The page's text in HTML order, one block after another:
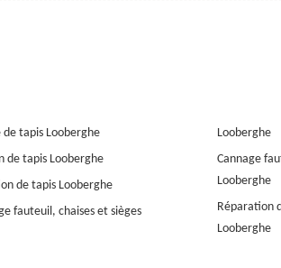
de tapis Looberghe
de tapis Looberghe
de tapis Looberghe
fauteuil, chaises et sièges
Looberghe
Cannage
Looberghe
Réparation
Looberghe